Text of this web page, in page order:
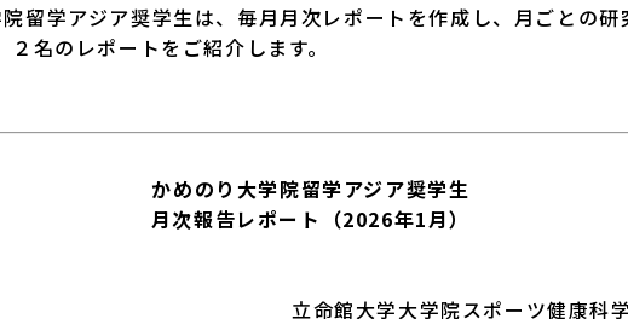
留学アジア奨学生は、毎月月次レポートを作成し、月ごとの研
名のレポートをご紹介します。
かめのり大学院留学アジア奨学生
月次報告レポート（2026年1月）
立命館大学大学院スポーツ健康科